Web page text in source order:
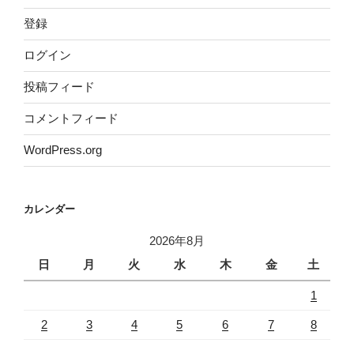
登録
ログイン
投稿フィード
コメントフィード
WordPress.org
カレンダー
2026年8月
日
月 火 水 木 金 土
1
2 3 4 5 6 7 8